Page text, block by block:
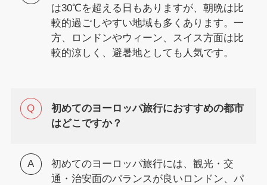
は30℃を超える日もありますが、朝晩は比
較的過ごしやすい地域も多くあります。一
方、ロンドンやウィーン、スイス方面は比
較的涼しく、避暑地としても人気です。
初めてのヨーロッパ旅行におすすめの都市
はどこですか？
初めてのヨーロッパ旅行には、観光・交
通・治安面のバランスが良いロンドン、パ